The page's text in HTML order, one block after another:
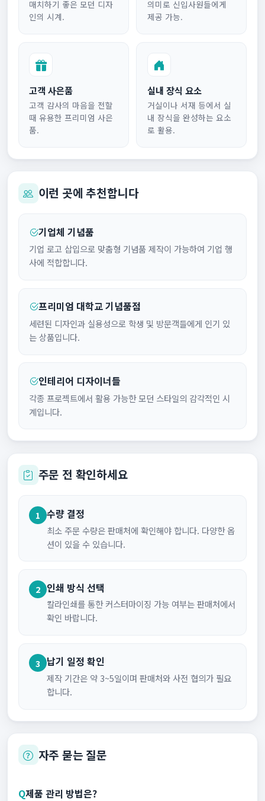
매치하기 좋은 모던 디자
인의 시계.
의미로 신입사원들에게
제공 가능.
고객 사은품
고객 감사의 마음을 전할
때 유용한 프리미엄 사은
품.
실내 장식 요소
거실이나 서재 등에서 실
내 장식을 완성하는 요소
로 활용.
이런 곳에 추천합니다
기업체 기념품
기업 로고 삽입으로 맞춤형 기념품 제작이 가능하여 기업 행
사에 적합합니다.
프리미엄 대학교 기념품점
세련된 디자인과 실용성으로 학생 및 방문객들에게 인기 있
는 상품입니다.
인테리어 디자이너들
각종 프로젝트에서 활용 가능한 모던 스타일의 감각적인 시
계입니다.
주문 전 확인하세요
1 수량 결정
최소 주문 수량은 판매처에 확인해야 합니다. 다양한 옵
션이 있을 수 있습니다.
2 인쇄 방식 선택
칼라인쇄를 통한 커스터마이징 가능 여부는 판매처에서
확인 바랍니다.
3 납기 일정 확인
제작 기간은 약 3~5일이며 판매처와 사전 협의가 필요
합니다.
자주 묻는 질문
Q제품 관리 방법은?